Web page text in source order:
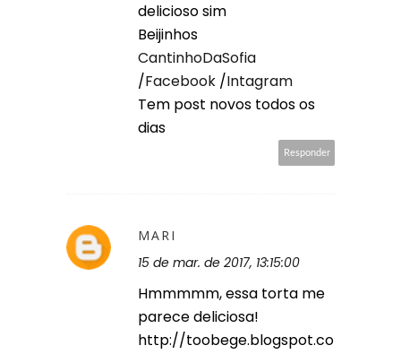
delicioso sim
Beijinhos
CantinhoDaSofia
/Facebook /Intagram
Tem post novos todos os
dias
Responder
MARI
15 de mar. de 2017, 13:15:00
Hmmmmm, essa torta me
parece deliciosa!
http://toobege.blogspot.co